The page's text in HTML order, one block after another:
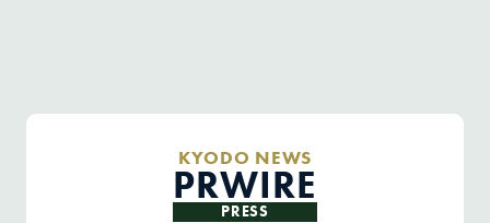
KYODO NEWS
PRWIRE
PRESS